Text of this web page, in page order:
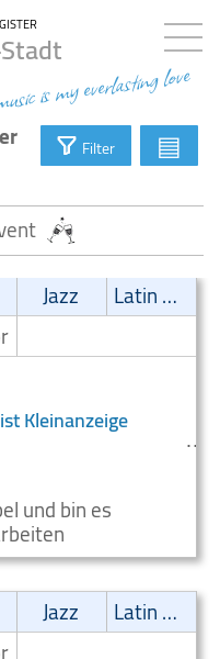
is my everlasting love
Filter ▤
Jazz
Latin Musik
Kleinanzeige
und bin es
Jazz
Latin Musik